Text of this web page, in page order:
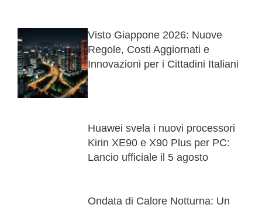
Visto Giappone 2026: Nuove
Regole, Costi Aggiornati e
Innovazioni per i Cittadini Italiani
Huawei svela i nuovi processori
Kirin XE90 e X90 Plus per PC:
Lancio ufficiale il 5 agosto
Ondata di Calore Notturna: Un